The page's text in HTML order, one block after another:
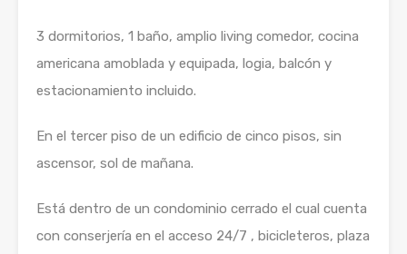
3 dormitorios, 1 baño, amplio living comedor, cocina
americana amoblada y equipada, logia, balcón y
estacionamiento incluido.
En el tercer piso de un edificio de cinco pisos, sin
ascensor, sol de mañana.
Está dentro de un condominio cerrado el cual cuenta
con conserjería en el acceso 24/7 , bicicleteros, plaza